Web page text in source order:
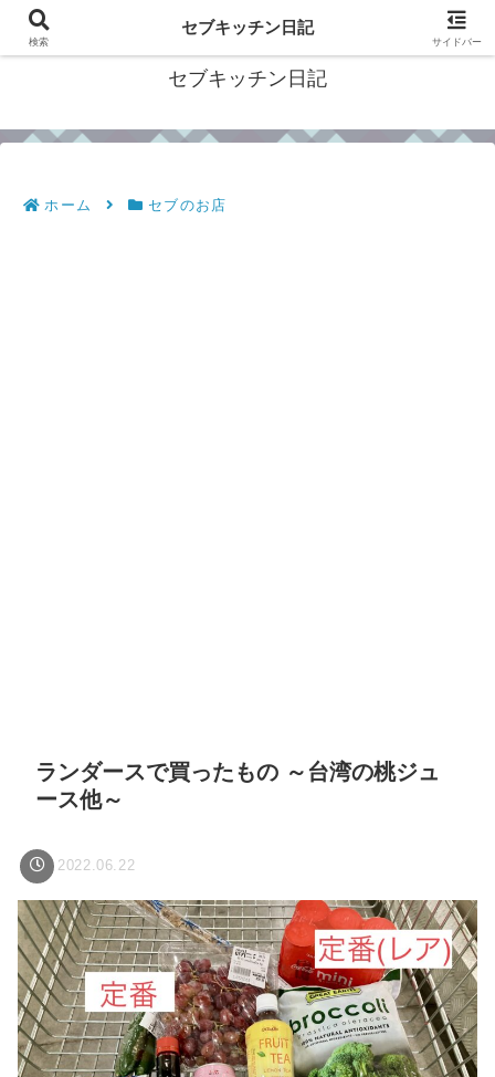
フィリピン・セブの移住情報やおすすめ食材・レシピを発信
セブキッチン日記
ホーム セブのお店
ランダースで買ったもの ～台湾の桃ジュ
ース他～
2022.06.22
検索
セブキッチン日記
サイドバー